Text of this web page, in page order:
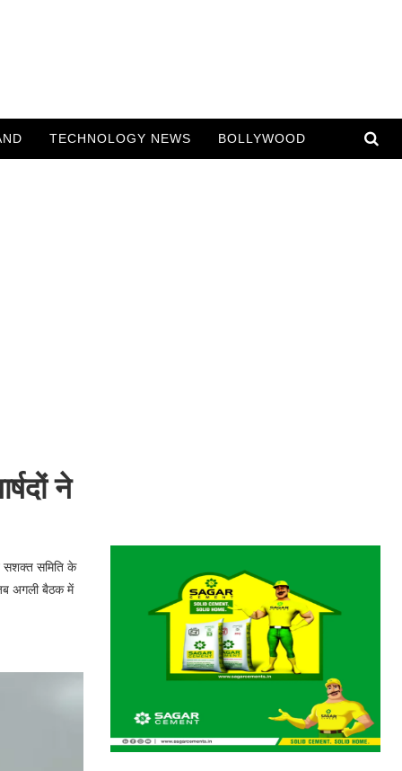
TECHNOLOGY NEWS BOLLYWOOD
ने
सशक्त समिति के
अगली बैठक में